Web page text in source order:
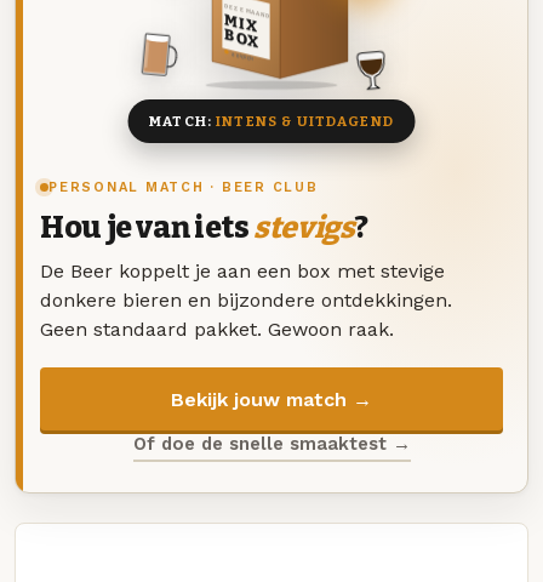
PERSONAL MATCH · BEER CLUB
Hou je van ietsstevigs?
De Beer koppelt je aan een box met stevige
donkere bieren en bijzondere ontdekkingen.
Geen standaard pakket. Gewoon raak.
Bekijk jouw match →
Of doe de snelle smaaktest →
DEZE MAAND
MIX
BOX
8 BIEREN
MATCH:INTENS & UITDAGEND